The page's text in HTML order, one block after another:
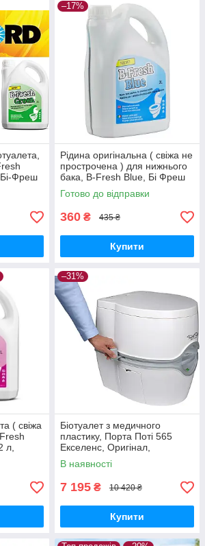
Фреш
–17%
Рідина оригінальна ( свіжа не
прострочена ) для нижнього
бака, B-Fresh Blue, Бі Фреш
Блю, 2 л, THETFORD.
Готово до відправки
360 ₴ 435 ₴
Купити
( свіжа
л,
–31%
Біотуалет з медичного
пластику, Порта Поті 565
Екселенс, Оригінал,
THETFORD, Porta Potti 565
Excellence. Біотуалет
В наявності
7 195 ₴ 10 420 ₴
Купити